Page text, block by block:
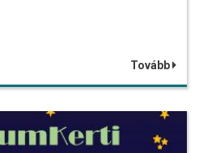
Tovább